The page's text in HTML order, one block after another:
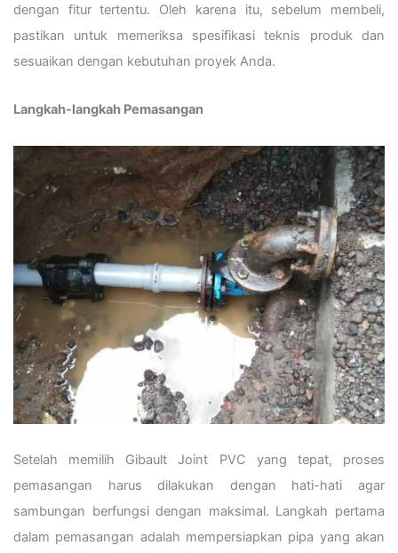
dengan fitur tertentu. Oleh karena itu, sebelum membeli,
pastikan untuk memeriksa spesifikasi teknis produk dan
sesuaikan dengan kebutuhan proyek Anda.
Langkah-langkah Pemasangan
Setelah memilih Gibault Joint PVC yang tepat, proses
pemasangan harus dilakukan dengan hati-hati agar
sambungan berfungsi dengan maksimal. Langkah pertama
dalam pemasangan adalah mempersiapkan pipa yang akan